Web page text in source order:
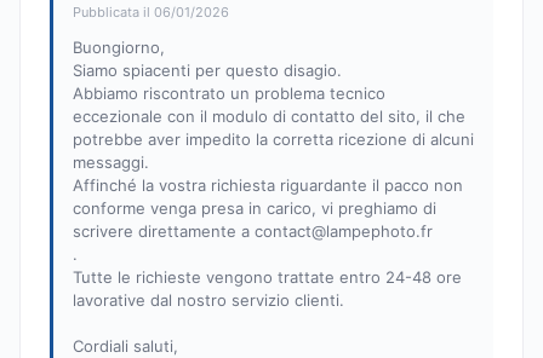
Pubblicata il 06/01/2026
Buongiorno,
Siamo spiacenti per questo disagio.
Abbiamo riscontrato un problema tecnico
eccezionale con il modulo di contatto del sito, il che
potrebbe aver impedito la corretta ricezione di alcuni
messaggi.
Affinché la vostra richiesta riguardante il pacco non
conforme venga presa in carico, vi preghiamo di
scrivere direttamente a contact@lampephoto.fr
.
Tutte le richieste vengono trattate entro 24-48 ore
lavorative dal nostro servizio clienti.
Cordiali saluti,